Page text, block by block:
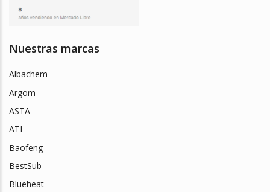
Nuestras marcas
Albachem
Argom
ASTA
ATI
Baofeng
BestSub
Blueheat